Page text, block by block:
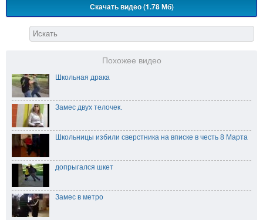
Скачать видео (1.78 Мб)
Похожее видео
Школьная драка
Замес двух телочек.
Школьницы избили сверстника на вписке в честь 8 Марта
допрыгался шкет
Замес в метро